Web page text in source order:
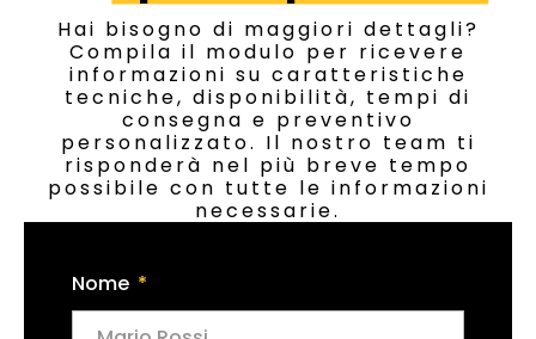
Hai bisogno di maggiori dettagli?
Compila il modulo per ricevere
informazioni su caratteristiche
tecniche, disponibilità, tempi di
consegna e preventivo
personalizzato. Il nostro team ti
risponderà nel più breve tempo
possibile con tutte le informazioni
necessarie.
Nome